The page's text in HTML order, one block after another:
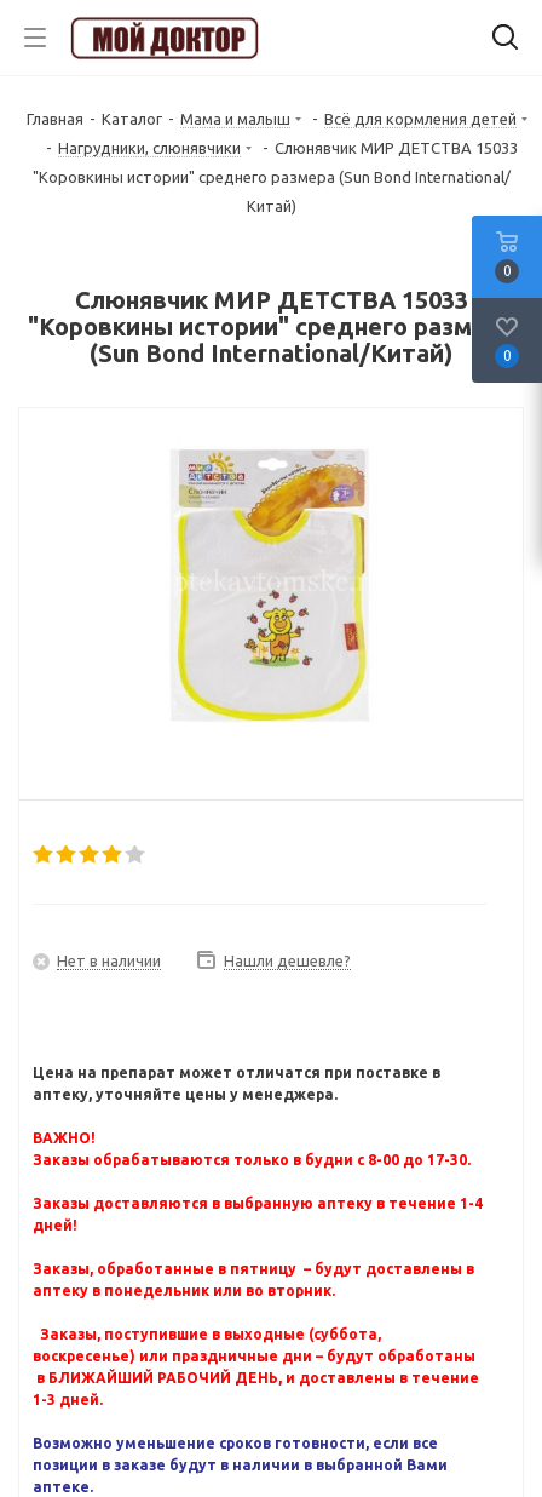
Главная - Каталог - Мама и малыш - Всё для кормления детей
- Нагрудники, слюнявчики - Слюнявчик МИР ДЕТСТВА 15033
"Коровкины истории" среднего размера (Sun Bond International/
Китай)
Слюнявчик МИР ДЕТСТВА 15033
"Коровкины истории" среднего размера
(Sun Bond International/Китай)
Нет в наличии Нашли дешевле?
Цена на препарат может отличатся при поставке в
аптеку, уточняйте цены у менеджера.
ВАЖНО!
Заказы обрабатываются только в будни с 8-00 до 17-30.
Заказы доставляются в выбранную аптеку в течение 1-4
дней!
Заказы, обработанные в пятницу – будут доставлены в
аптеку в понедельник или во вторник.
Заказы, поступившие в выходные (суббота,
воскресенье) или праздничные дни – будут обработаны
в БЛИЖАЙШИЙ РАБОЧИЙ ДЕНЬ, и доставлены в течение
1-3 дней.
Возможно уменьшение сроков готовности, если все
позиции в заказе будут в наличии в выбранной Вами
аптеке.
0
0